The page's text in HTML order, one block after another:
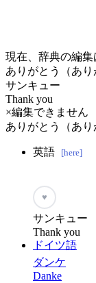
現在、辞典の編集
ありがとう（あ
サンキュー
Thank you
×編集できません
ありがとう（あ
英語 [here]
♥
サンキュー
Thank you
ドイツ語
ダンケ
Danke